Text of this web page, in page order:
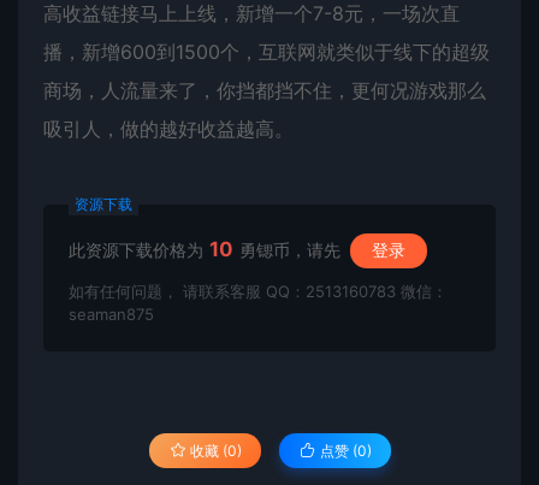
高收益链接马上上线，新增一个7-8元，一场次直
播，新增600到1500个，互联网就类似于线下的超级
商场，人流量来了，你挡都挡不住，更何况游戏那么
吸引人，做的越好收益越高。
资源下载
此资源下载价格为 10 勇锶币，请先 登录
如有任何问题， 请联系客服 QQ：2513160783 微信：
seaman875
收藏 (0) 点赞 (0)